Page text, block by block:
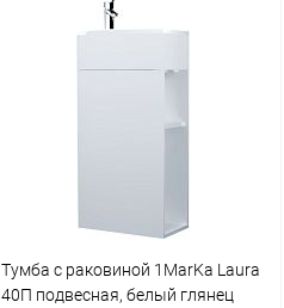
В корзину
Тумба с раковиной 1MarKa Laura
40П подвесная, белый глянец